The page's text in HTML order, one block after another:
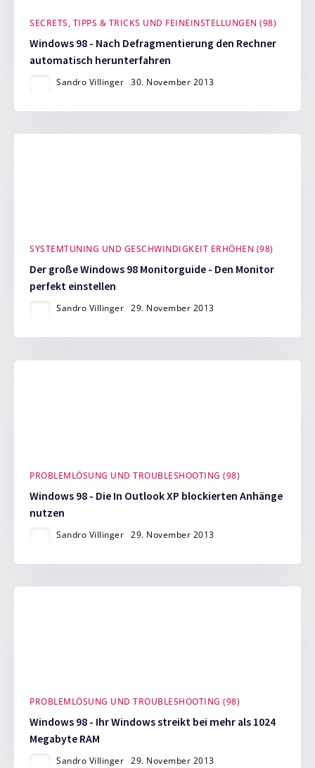
SECRETS, TIPPS & TRICKS UND FEINEINSTELLUNGEN (98)
Windows 98 - Nach Defragmentierung den Rechner
automatisch herunterfahren
Sandro Villinger 30. November 2013
SYSTEMTUNING UND GESCHWINDIGKEIT ERHÖHEN (98)
Der große Windows 98 Monitorguide - Den Monitor
perfekt einstellen
Sandro Villinger 29. November 2013
PROBLEMLÖSUNG UND TROUBLESHOOTING (98)
Windows 98 - Die In Outlook XP blockierten Anhänge
nutzen
Sandro Villinger 29. November 2013
PROBLEMLÖSUNG UND TROUBLESHOOTING (98)
Windows 98 - Ihr Windows streikt bei mehr als 1024
Megabyte RAM
Sandro Villinger 29. November 2013